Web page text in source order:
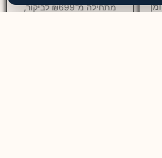
מתחילה מ־₪699 לביקור,